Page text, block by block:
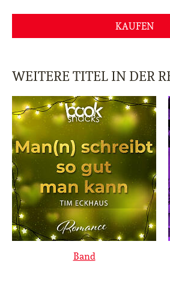
KAUFEN
WEITERE TITEL IN DER
Band